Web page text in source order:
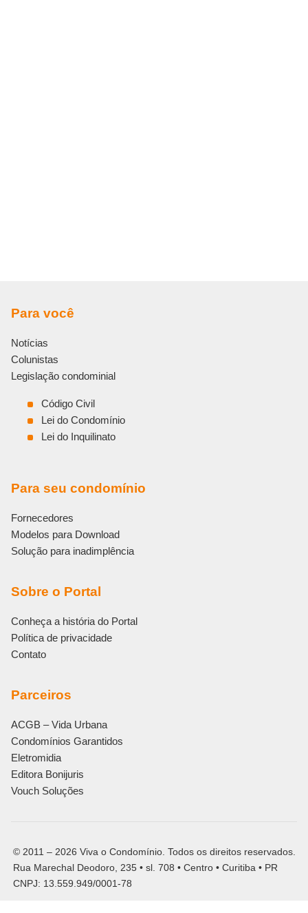
Para você
Notícias
Colunistas
Legislação condominial
Código Civil
Lei do Condomínio
Lei do Inquilinato
Para seu condomínio
Fornecedores
Modelos para Download
Solução para inadimplência
Sobre o Portal
Conheça a história do Portal
Política de privacidade
Contato
Parceiros
ACGB – Vida Urbana
Condomínios Garantidos
Eletromidia
Editora Bonijuris
Vouch Soluções
© 2011 – 2026 Viva o Condomínio. Todos os direitos reservados.
Rua Marechal Deodoro, 235 • sl. 708 • Centro • Curitiba • PR
CNPJ: 13.559.949/0001-78